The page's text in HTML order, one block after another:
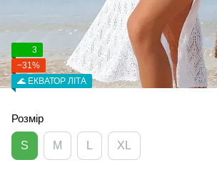
3
−31%
🌊 ЕКВАТОР ЛІТА
Розмір
S M XL